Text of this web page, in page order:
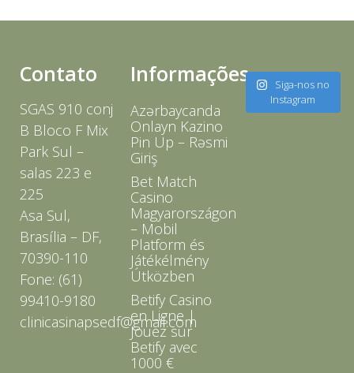
Contato
SGAS 910 conj
B Bloco F Mix
Park Sul –
salas 223 e
225
Asa Sul,
Brasília – DF,
70390-110
Fone: (61)
99410-9180
clinicasinapsedf@gmail.com
Informações
Azərbaycanda
Onlayn Kazino
Pin Up – Rəsmi
Giriş
Bet Match
Casino
Magyarországon
– Mobil
Platform és
Játékélmény
Útközben
Betify Casino
en Ligne |
Jouez sur
Betify avec
1000 €
Siga-nos no
Instagram